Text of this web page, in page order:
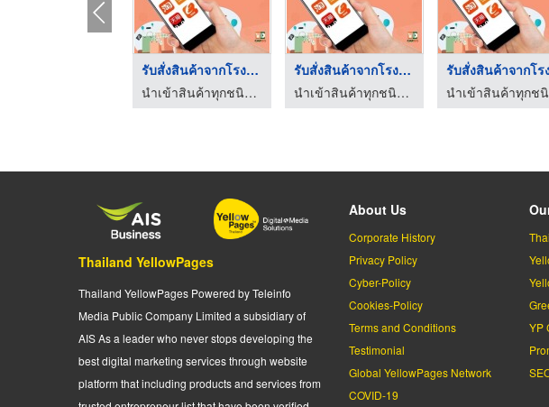
รับสั่งสินค้าจากโรงง ...
นำเข้าสินค้าทุกชนิดจากจีน
รับสั่งสินค้าจากโรงง ...
นำเข้าสินค้าทุกชนิดจากจีน
น
Thailand YellowPages
Thailand YellowPages Powered by Teleinfo
Media Public Company Limited a subsidiary of
AIS As a leader who never stops developing the
best digital marketing services through website
platform that including products and services from
About Us
Corporate History
Privacy Policy
Cyber-Policy
Cookies-Policy
Terms and Conditions
Testimonial
Global YellowPages Network
COVID-19
YP